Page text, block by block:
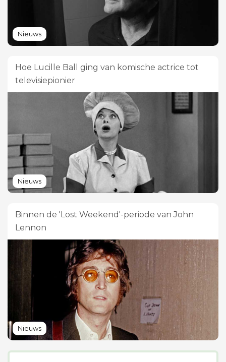
Nieuws
Hoe Lucille Ball ging van komische actrice tot
televisiepionier
Nieuws
Binnen de 'Lost Weekend'-periode van John
Lennon
Nieuws